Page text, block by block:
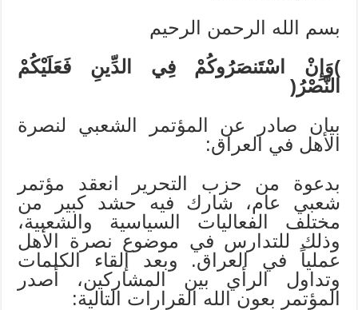
بسم الله الرحمن الرحيم
)وَإِنْ اسْتَنصَرُوكُمْ فِي الدِّينِ فَعَلَيْكُمْ
النَّصْرُ(
بيان صادر عن المؤتمر الشعبي لنصرة
الأهل في العراق:
بدعوة من حزب التحرير انعقد مؤتمر
شعبي عام، شارك فيه حشد كبير من
مختلف الفعاليات السياسية والشعبية،
وذلك للتدارس في موضوع نصرة الأهل
عملياً في العراق. وبعد إلقاء الكلمات
وتداول الرأي بين المشاركين، أصدر
المؤتمر بعون الله القرارات التالية: